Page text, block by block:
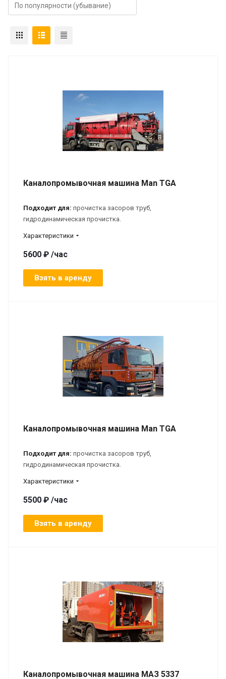
Каналопромывочная машина Man TGA
Подходит для: прочистка засоров труб,
гидродинамическая прочистка.
Характеристики
5600 ₽ /час
Взять в аренду
Каналопромывочная машина Man TGA
Подходит для: прочистка засоров труб,
гидродинамическая прочистка.
Характеристики
5500 ₽ /час
Взять в аренду
Каналопромывочная машина МАЗ 5337